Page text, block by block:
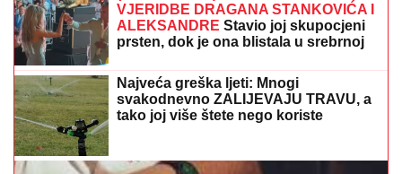
Slobodan Veljković Coby stiže u Sarajevo: Veliki
koncert u Domu mladih
Četiri horoskopska znaka u kojima se
rađaju najbolji sportisti